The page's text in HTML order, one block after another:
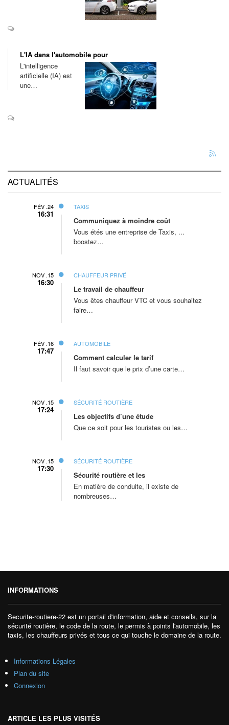
L'IA dans l'automobile pour
L'intelligence
artificielle (IA) est
une…
ACTUALITÉS
FÉV .24
16:31
TAXIS
Communiquez à moindre coût
Vous étés une entreprise de Taxis, ...
boostez…
NOV .15
16:30
CHAUFFEUR PRIVÉ
Le travail de chauffeur
Vous êtes chauffeur VTC et vous souhaitez
faire…
FÉV .16
17:47
AUTOMOBILE
Comment calculer le tarif
Il faut savoir que le prix d’une carte…
NOV .15
17:24
SÉCURITÉ ROUTIÈRE
Les objectifs d’une étude
Que ce soit pour les touristes ou les…
NOV .15
17:30
SÉCURITÉ ROUTIÈRE
Sécurité routière et les
En matière de conduite, il existe de
nombreuses…
INFORMATIONS
Securite-routiere-22 est un portail d'information, aide et conseils, sur la
sécurité routière, le code de la route, le permis à points l'automobile, les
taxis, les chauffeurs privés et tous ce qui touche le domaine de la route.
Informations Légales
Plan du site
Connexion
ARTICLE LES PLUS VISITÉS